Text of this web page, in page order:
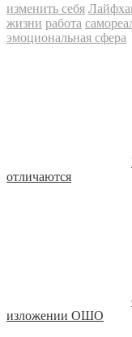
изменить себя
жизни работа
эмоциональная сфера
отличаются
изложении ОШО